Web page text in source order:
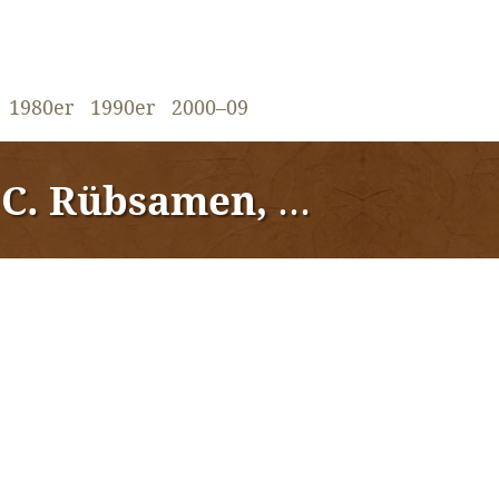
1980er 1990er 2000–09
Stuttgart«